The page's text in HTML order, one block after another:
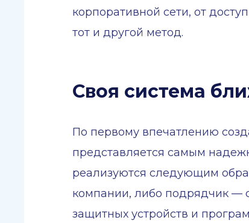
корпоративной сети, от
тот и другой метод.
Своя система
По первому впечатлению
представляется самым
реализуются следующим
компании, либо подрядчик —
защитных устройств и